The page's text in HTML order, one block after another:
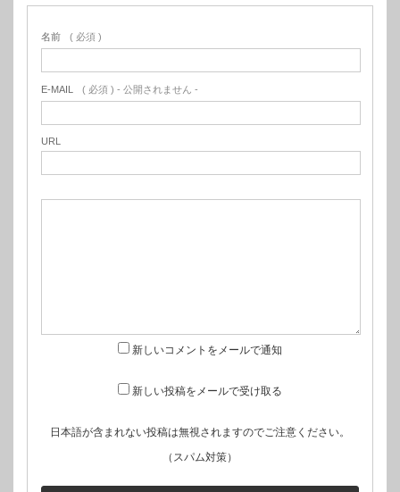
名前 ( 必須 )
E-MAIL ( 必須 ) - 公開されません -
URL
新しいコメントをメールで通知
新しい投稿をメールで受け取る
日本語が含まれない投稿は無視されますのでご注意ください。
（スパム対策）